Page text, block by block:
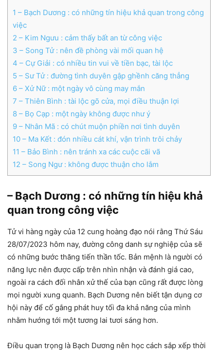
1 – Bạch Dương : có những tín hiệu khả quan trong công
việc
2 – Kim Ngưu : cảm thấy bất an từ công việc
3 – Song Tử : nên đề phòng vài mối quan hệ
4 – Cự Giải : có nhiều tin vui về tiền bạc, tài lộc
5 – Sư Tử : đường tình duyên gập ghềnh căng thẳng
6 – Xử Nữ : một ngày vô cùng may mắn
7 – Thiên Bình : tài lộc gõ cửa, mọi điều thuận lợi
8 – Bọ Cạp : một ngày không được như ý
9 – Nhân Mã : có chút muộn phiền nơi tình duyên
10 – Ma Kết : đón nhiều cát khí, vận trình trôi chảy
11 – Bảo Bình : nên tránh xa các cuộc cãi vã
12 – Song Ngư : không được thuận cho lắm
– Bạch Dương : có những tín hiệu khả
quan trong công việc
Tử vi hàng ngày của 12 cung hoàng đạo nói rằng Thứ Sáu
28/07/2023 hôm nay, đường công danh sự nghiệp của sẽ
có những bước thăng tiến thần tốc. Bản mệnh là người có
năng lực nên được cấp trên nhìn nhận và đánh giá cao,
ngoài ra cách đối nhân xử thế của bạn cũng rất được lòng
mọi người xung quanh. Bạch Dương nên biết tận dụng cơ
hội này để cố gắng phát huy tối đa khả năng của mình
nhằm hướng tới một tương lai tươi sáng hơn.
Điều quan trọng là Bạch Dương nên học cách sắp xếp thời